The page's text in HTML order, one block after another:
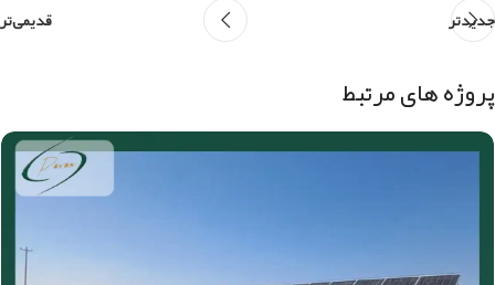
جدیدتر قدیمی‌تر
پروژه های مرتبط